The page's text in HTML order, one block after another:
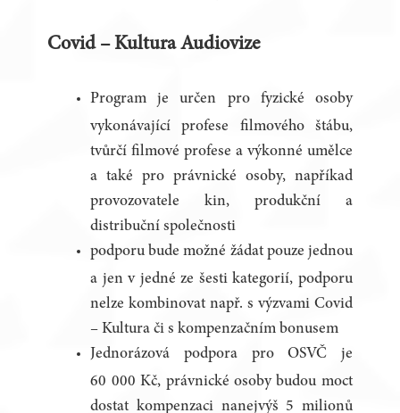
Covid – Kultura Audiovize
Program je určen pro fyzické osoby
vykonávající profese filmového štábu,
tvůrčí filmové profese a výkonné umělce
a také pro právnické osoby, napříkad
provozovatele kin, produkční a
distribuční společnosti
podporu bude možné žádat pouze jednou
a jen v jedné ze šesti kategorií, podporu
nelze kombinovat např. s výzvami Covid
– Kultura či s kompenzačním bonusem
Jednorázová podpora pro OSVČ je
60 000 Kč, právnické osoby budou moct
dostat kompenzaci nanejvýš 5 milionů